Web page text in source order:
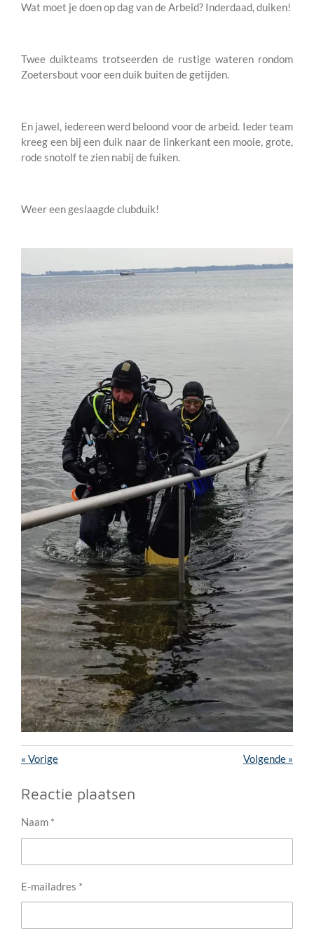
Wat moet je doen op dag van de Arbeid? Inderdaad, duiken!
Twee duikteams trotseerden de rustige wateren rondom
Zoetersbout voor een duik buiten de getijden.
En jawel, iedereen werd beloond voor de arbeid. Ieder team
kreeg een bij een duik naar de linkerkant een mooie, grote,
rode snotolf te zien nabij de fuiken.
Weer een geslaagde clubduik!
« Vorige Volgende »
Reactie plaatsen
Naam *
E-mailadres *